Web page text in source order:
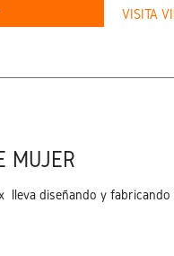
VISITA
MUJER
lleva diseñando y fabricando